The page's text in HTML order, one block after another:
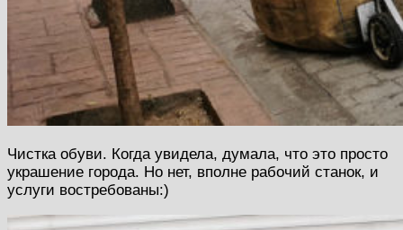
Чистка обуви. Когда увидела, думала, что это просто
украшение города. Но нет, вполне рабочий станок, и
услуги востребованы:)